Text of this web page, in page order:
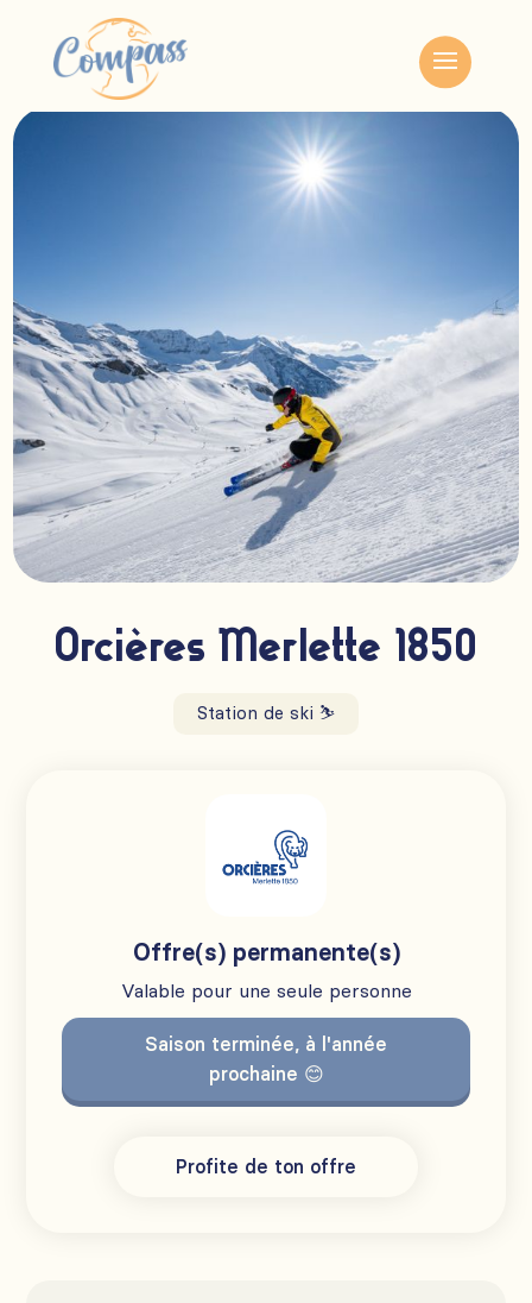
Orcières Merlette 1850
Station de ski ⛷️
Offre(s) permanente(s)
Valable pour une seule personne
Saison terminée, à l'année
prochaine 😊
Profite de ton offre